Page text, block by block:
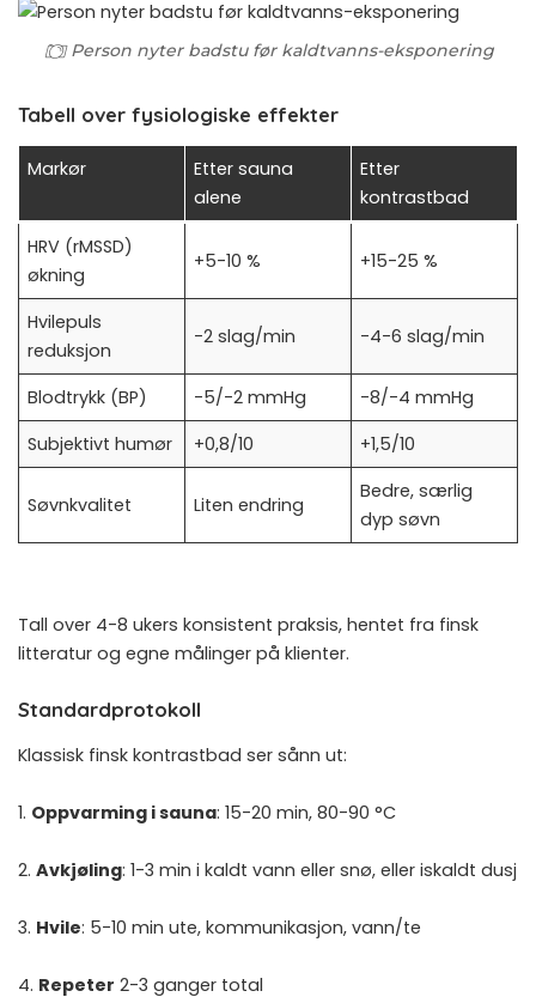
Person nyter badstu før kaldtvanns-eksponering
Tabell over fysiologiske effekter
Markør
Etter sauna
alene
Etter
kontrastbad
HRV (rMSSD)
økning
+5-10 % +15-25 %
Hvilepuls
reduksjon
-2 slag/min -4-6 slag/min
Blodtrykk (BP) -5/-2 mmHg
-8/-4 mmHg
Subjektivt humør
+0,8/10 +1,5/10
Søvnkvalitet Liten endring
Bedre, særlig
dyp søvn
Tall over 4-8 ukers konsistent praksis, hentet fra finsk
litteratur og egne målinger på klienter.
Standardprotokoll
Klassisk finsk kontrastbad ser sånn ut:
1. Oppvarming i sauna: 15-20 min, 80-90 °C
2. Avkjøling: 1-3 min i kaldt vann eller snø, eller iskaldt dusj
3. Hvile: 5-10 min ute, kommunikasjon, vann/te
4. Repeter 2-3 ganger total